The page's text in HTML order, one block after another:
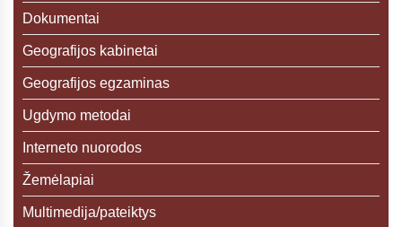
Dokumentai
Geografijos kabinetai
Geografijos egzaminas
Ugdymo metodai
Interneto nuorodos
Žemėlapiai
Multimedija/pateiktys